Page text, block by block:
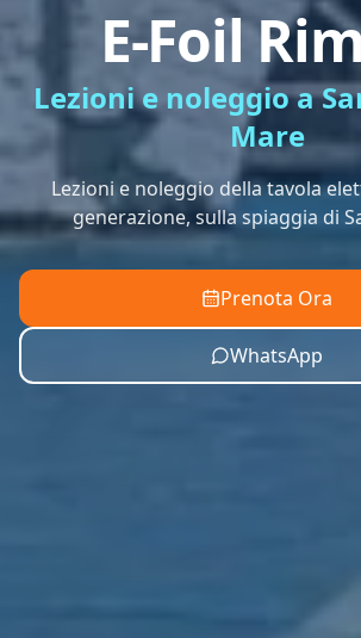
E-Foil
Lezioni e noleggio a
Mare
Lezioni e noleggio della tavola
generazione, sulla spiaggia di
Prenota Ora
WhatsApp